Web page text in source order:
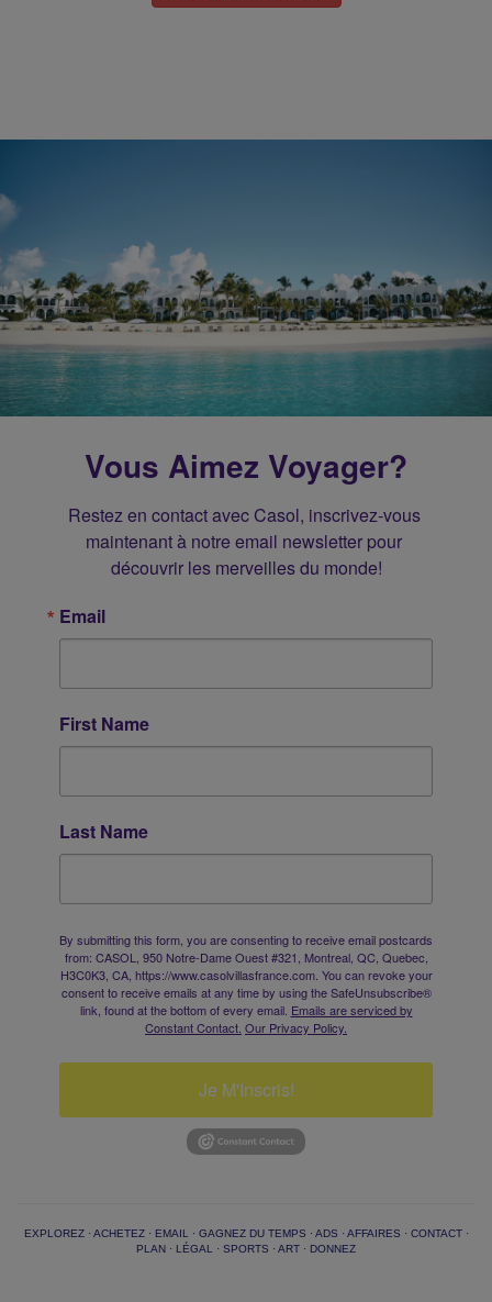
Vous Aimez Voyager?
Restez en contact avec Casol, inscrivez-vous
maintenant à notre email newsletter pour
découvrir les merveilles du monde!
Email
First Name
Last Name
By submitting this form, you are consenting to receive email postcards
from: CASOL, 950 Notre-Dame Ouest #321, Montreal, QC, Quebec,
H3C0K3, CA, https://www.casolvillasfrance.com. You can revoke your
consent to receive emails at any time by using the SafeUnsubscribe®
link, found at the bottom of every email. Emails are serviced by
Constant Contact. Our Privacy Policy.
Je M'Inscris!
EXPLOREZ· ACHETEZ· EMAIL · GAGNEZ DU TEMPS · ADS · AFFAIRES · CONTACT·
PLAN · LÉGAL · SPORTS · ART · DONNEZ